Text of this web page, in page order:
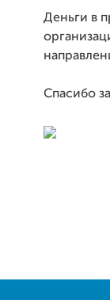
Деньги в
Спасибо